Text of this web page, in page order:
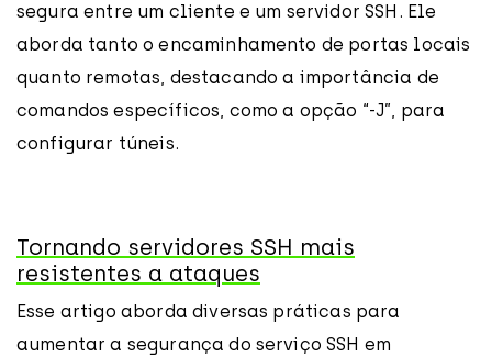
segura entre um cliente e um servidor SSH. Ele
aborda tanto o encaminhamento de portas locais
quanto remotas, destacando a importância de
comandos específicos, como a opção “-J”, para
configurar túneis.
Tornando servidores SSH mais
resistentes a ataques
Esse artigo aborda diversas práticas para
aumentar a segurança do serviço SSH em